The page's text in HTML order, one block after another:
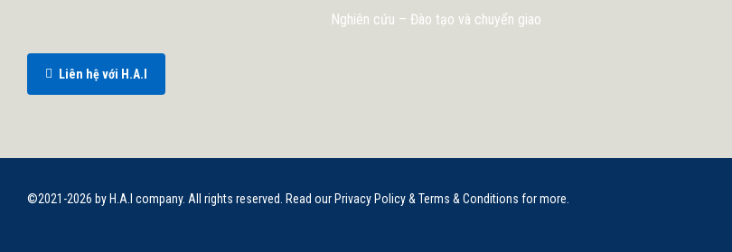
Liên hệ với H.A.I
Nghiên cứu – Đào tạo và chuyển giao
©2021-2026 by H.A.I company. All rights reserved. Read our Privacy Policy & Terms & Conditions for more.